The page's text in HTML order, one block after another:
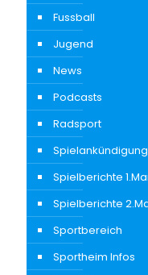
Fussball
Jugend
News
Podcasts
Radsport
Spielankündigung
Spielberichte
Spielberichte
Sportbereich
Sportheim Infos